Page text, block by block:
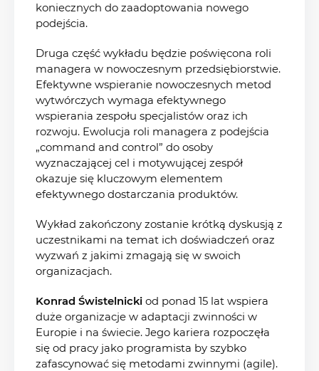
koniecznych do zaadoptowania nowego
podejścia.
Druga część wykładu będzie poświęcona roli
managera w nowoczesnym przedsiębiorstwie.
Efektywne wspieranie nowoczesnych metod
wytwórczych wymaga efektywnego
wspierania zespołu specjalistów oraz ich
rozwoju. Ewolucja roli managera z podejścia
„command and control” do osoby
wyznaczającej cel i motywującej zespół
okazuje się kluczowym elementem
efektywnego dostarczania produktów.
Wykład zakończony zostanie krótką dyskusją z
uczestnikami na temat ich doświadczeń oraz
wyzwań z jakimi zmagają się w swoich
organizacjach.
Konrad Świstelnicki od ponad 15 lat wspiera
duże organizacje w adaptacji zwinności w
Europie i na świecie. Jego kariera rozpoczęła
się od pracy jako programista by szybko
zafascynować się metodami zwinnymi (agile).